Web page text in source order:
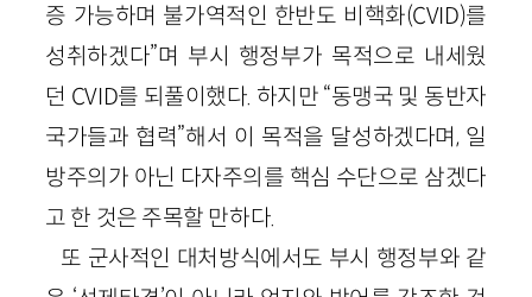
증 가능하며 불가역적인 한반도 비핵화(CVID)를
성취하겠다”며 부시 행정부가 목적으로 내세웠
던 CVID를 되풀이했다. 하지만 “동맹국 및 동반자
국가들과 협력”해서 이 목적을 달성하겠다며, 일
방주의가 아닌 다자주의를 핵심 수단으로 삼겠다
고 한 것은 주목할 만하다.
또 군사적인 대처방식에서도 부시 행정부와 같